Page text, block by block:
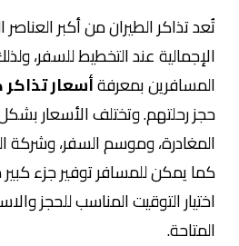
تُعد تذاكر الطيران من أكبر العناصر
الإجمالية عند التخطيط للسفر،
المسافرين بمعرفةأسعار تذاكر
حجز رحلتهم. وتختلف الأسعار
المغادرة، وموسم السفر، وشركة
كما يمكن للمسافر توفير جزء
اختيار التوقيت المناسب للحجز
المتاحة.